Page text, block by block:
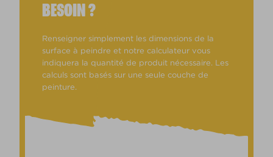
BESOIN ?
Renseigner simplement les dimensions de la
surface à peindre et notre calculateur vous
indiquera la quantité de produit nécessaire. Les
calculs sont basés sur une seule couche de
peinture.